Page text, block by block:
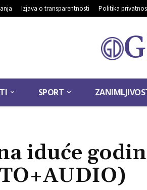
Izjava o transparentnosti Politika
SPORT
iduće